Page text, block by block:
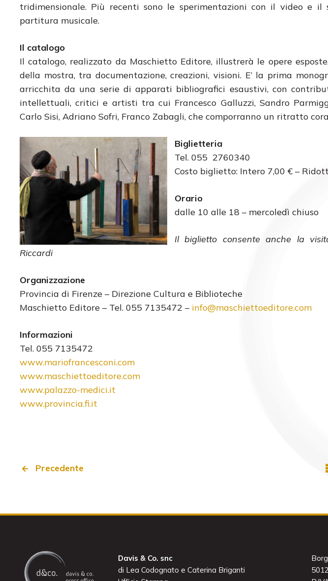
tridimensionale. Più recenti sono le sperimentazioni con il video e
partitura musicale.
Il catalogo
Il catalogo, realizzato da Maschietto Editore, illustrerà le opere
della mostra, tra documentazione, creazioni, visioni. E’ la prima
arricchita da una serie di apparati bibliografici esaustivi, con
intellettuali, critici e artisti tra cui Francesco Galluzzi, Sandro
Carlo Sisi, Adriano Sofri, Franco Zabagli, che comporranno un ritratto
Biglietteria
Tel. 055 2760340
Costo biglietto: Intero 7,00 € –
Orario
dalle 10 alle 18 – mercoledì chiuso
Il biglietto consente anche la
Riccardi
Organizzazione
Provincia di Firenze – Direzione Cultura e Biblioteche
Maschietto Editore – Tel. 055 7135472 – info@maschiettoeditore.com
Informazioni
Tel. 055 7135472
www.mariofrancesconi.com
www.maschiettoeditore.com
www.palazzo-medici.it
www.provincia.fi.it
Precedente
Davis & Co. snc
di Lea Codognato e Caterina Briganti